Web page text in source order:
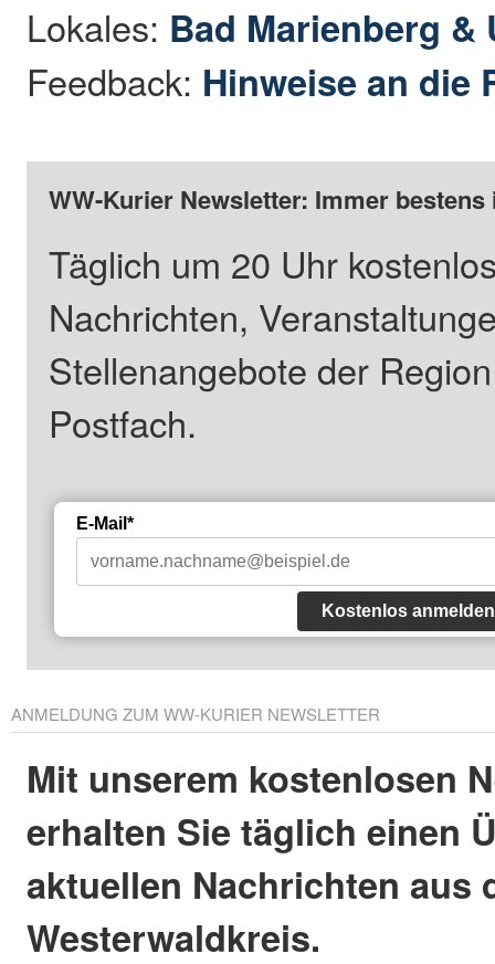
Lokales: Bad Marienberg &
Feedback: Hinweise an die
WW-Kurier Newsletter: Immer
Täglich um 20 Uhr
Nachrichten,
Stellenangebote der
Postfach.
E-Mail*
Kostenlos anmelden
ANMELDUNG ZUM WW-KURIER NEWSLETTER
Mit unserem kostenlosen
erhalten Sie täglich einen
aktuellen Nachrichten aus
Westerwaldkreis.